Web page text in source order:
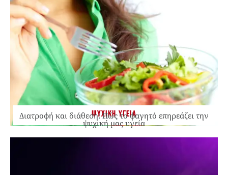
ΨΥΧΙΚΗ ΥΓΕΙΑ
Διατροφή και διάθεση: Πώς το φαγητό επηρεάζει την
ψυχική μας υγεία